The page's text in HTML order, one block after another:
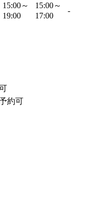
15:00～
19:00
15:00～
17:00
-
約可